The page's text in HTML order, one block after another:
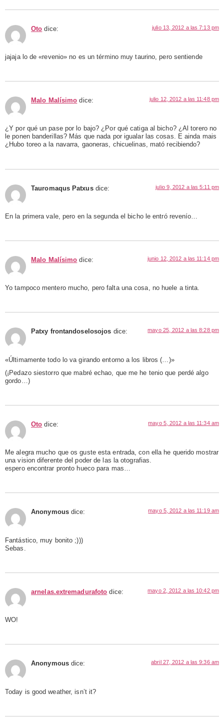
Oto dice: julio 13, 2012 a las 7:13 pm
jajaja lo de «revenio» no es un término muy taurino, pero sentiende
Malo Malísimo dice: julio 12, 2012 a las 11:48 pm
¿Y por qué un pase por lo bajo? ¿Por qué catiga al bicho? ¿Al torero no
le ponen banderillas? Más que nada por igualar las cosas. E ainda mais
¿Hubo toreo a la navarra, gaoneras, chicuelinas, mató recibiendo?
Tauromaqus Patxus dice: julio 9, 2012 a las 5:11 pm
En la primera vale, pero en la segunda el bicho le entró revenío…
Malo Malísimo dice: junio 12, 2012 a las 11:14 pm
Yo tampoco mentero mucho, pero falta una cosa, no huele a tinta.
Patxy frontandoselosojos dice: mayo 25, 2012 a las 8:28 pm
«Últimamente todo lo va girando entorno a los libros (…)»
(¡Pedazo siestorro que mabré echao, que me he tenio que perdé algo
gordo…)
Oto dice: mayo 5, 2012 a las 11:34 am
Me alegra mucho que os guste esta entrada, con ella he querido mostrar
una vision diferente del poder de las la otografias.
espero encontrar pronto hueco para mas…
Anonymous dice: mayo 5, 2012 a las 11:19 am
Fantástico, muy bonito ;)))
Sebas.
arnelas.extremadurafoto dice: mayo 2, 2012 a las 10:42 pm
WO!
Anonymous dice: abril 27, 2012 a las 9:36 am
Today is good weather, isn’t it?